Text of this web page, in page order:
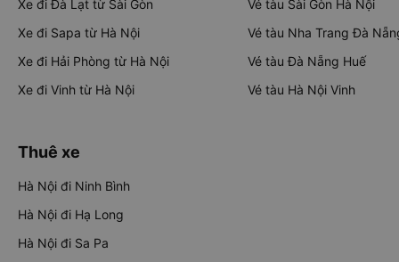
Xe đi Đà Lạt từ Sài Gòn
Xe đi Sapa từ Hà Nội
Xe đi Hải Phòng từ Hà Nội
Xe đi Vinh từ Hà Nội
Vé tàu Sài Gòn Hà Nội
Vé tàu Nha Trang Đà
Vé tàu Đà Nẵng Huế
Vé tàu Hà Nội Vinh
Thuê xe
Hà Nội đi Ninh Bình
Hà Nội đi Hạ Long
Hà Nội đi Sa Pa